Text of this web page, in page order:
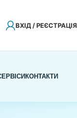
ВХІД / РЕЄСТРАЦІЯ
КОНТАКТИ